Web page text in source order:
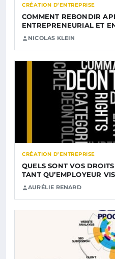
CRÉATION D’ENTREPRISE
COMMENT REBONDIR
ENTREPRENEURIAL ET
NICOLAS KLEIN
CRÉATION D’ENTREPRISE
QUELS SONT VOS
TANT QU’EMPLOYEUR
AURÉLIE RENARD